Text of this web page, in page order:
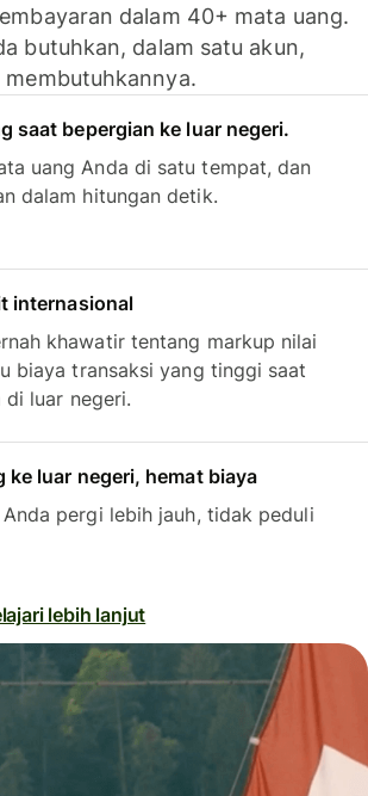
dalam 40+ mata uang.
butuhkan, dalam satu akun,
saat bepergian ke luar negeri.
uang Anda di satu tempat, dan
dalam hitungan detik.
internasional
khawatir tentang markup nilai
biaya transaksi yang tinggi saat
di luar negeri.
ke luar negeri, hemat biaya
Anda pergi lebih jauh, tidak peduli
lebih lanjut